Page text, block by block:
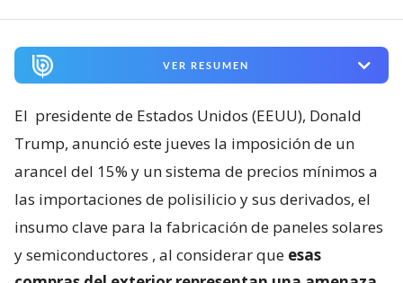
VER RESUMEN
El presidente de Estados Unidos (EEUU), Donald
Trump, anunció este jueves la imposición de un
arancel del 15% y un sistema de precios mínimos a
las importaciones de polisilicio y sus derivados, el
insumo clave para la fabricación de paneles solares
y semiconductores , al considerar que esas